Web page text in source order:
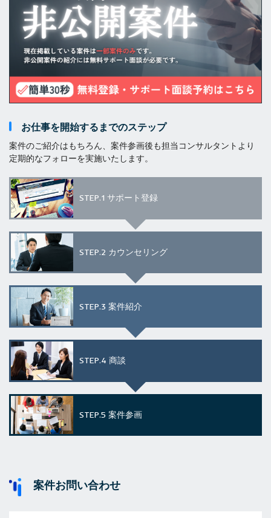
お仕事を開始するまでのステップ
案件のご紹介はもちろん、案件参画後も担当コンサルタントより
定期的なフォローを実施いたします。
STEP.1 サポート登録
STEP.2 カウンセリング
STEP.3 案件紹介
STEP.4 商談
STEP.5 案件参画
案件お問い合わせ